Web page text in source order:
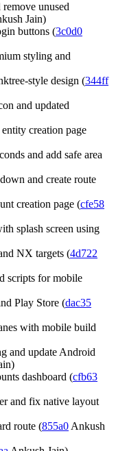
unused
Jain)
buttons (3c0d0
styling and
style design (344ff
and updated
creation page
and add safe area
and create route
creation page (cfe58
splash screen using
NX targets (4d722
scripts for mobile
Play Store (dac35
with mobile build
and update Android
dashboard (cfb63
and fix native layout
route (855a0 Ankush